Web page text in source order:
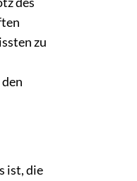
zu
ist, die